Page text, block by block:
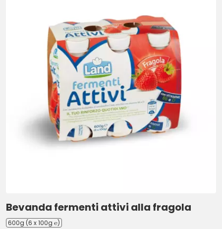
Bevanda fermenti attivi alla fragola
600g (6 x 100g ℮)